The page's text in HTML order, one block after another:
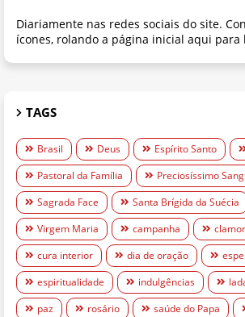
Diariamente nas redes sociais do site.
ícones, rolando a página inicial aqui para
TAGS
Brasil Deus Espírito Santo
Pastoral da Família
Preciosíssimo
Sagrada Face
Santa Brígida da Suécia
Virgem Maria
campanha clamor
cura interior
dia de oração
espiritualidade
indulgências
paz
rosário saúde do Papa